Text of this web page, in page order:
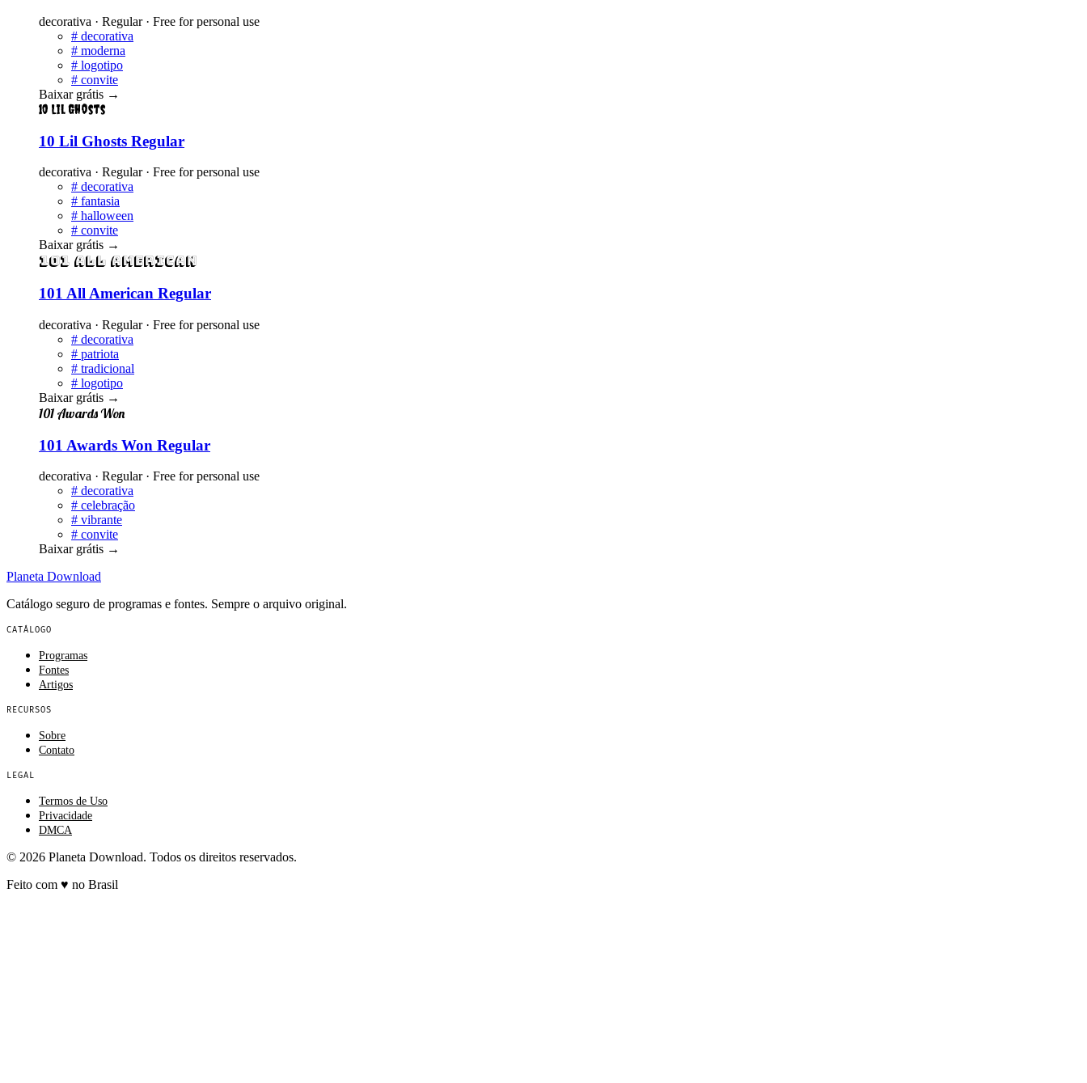
decorativa · Regular · Free for personal use
# decorativa
# moderna
# logotipo
# convite
Baixar grátis →
10 Lil Ghosts
10 Lil Ghosts Regular
decorativa · Regular · Free for personal use
# decorativa
# fantasia
# halloween
# convite
Baixar grátis →
101 All American
101 All American Regular
decorativa · Regular · Free for personal use
# decorativa
# patriota
# tradicional
# logotipo
Baixar grátis →
101 Awards Won
101 Awards Won Regular
decorativa · Regular · Free for personal use
# decorativa
# celebração
# vibrante
# convite
Baixar grátis →
Planeta Download
Catálogo seguro de programas e fontes. Sempre o arquivo original.
CATÁLOGO
Programas
Fontes
Artigos
RECURSOS
Sobre
Contato
LEGAL
Termos de Uso
Privacidade
DMCA
© 2026 Planeta Download. Todos os direitos reservados.
Feito com ♥ no Brasil